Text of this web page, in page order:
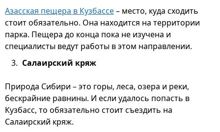
Азасская пещера в Кузбассе– место, куда сходить
стоит обязательно. Она находится на территории
парка. Пещера до конца пока не изучена и
специалисты ведут работы в этом направлении.
Салаирский кряж
Природа Сибири – это горы, леса, озера и реки,
бескрайние равнины. И если удалось попасть в
Кузбасс, то обязательно стоит съездить на
Салаирский кряж.